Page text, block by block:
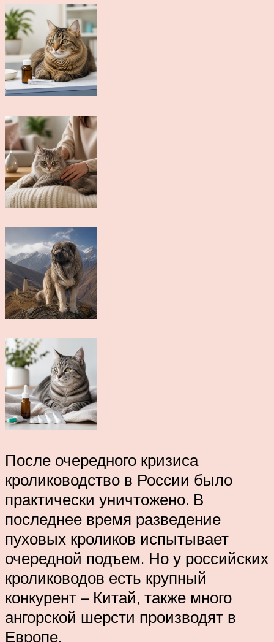
После очередного кризиса
кролиководство в России было
практически уничтожено. В
последнее время разведение
пуховых кроликов испытывает
очередной подъем. Но у российских
кролиководов есть крупный
конкурент – Китай, также много
ангорской шерсти производят в
Европе.